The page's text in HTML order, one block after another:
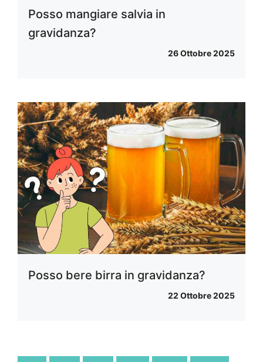
Posso mangiare salvia in
gravidanza?
26 Ottobre 2025
Posso bere birra in gravidanza?
22 Ottobre 2025